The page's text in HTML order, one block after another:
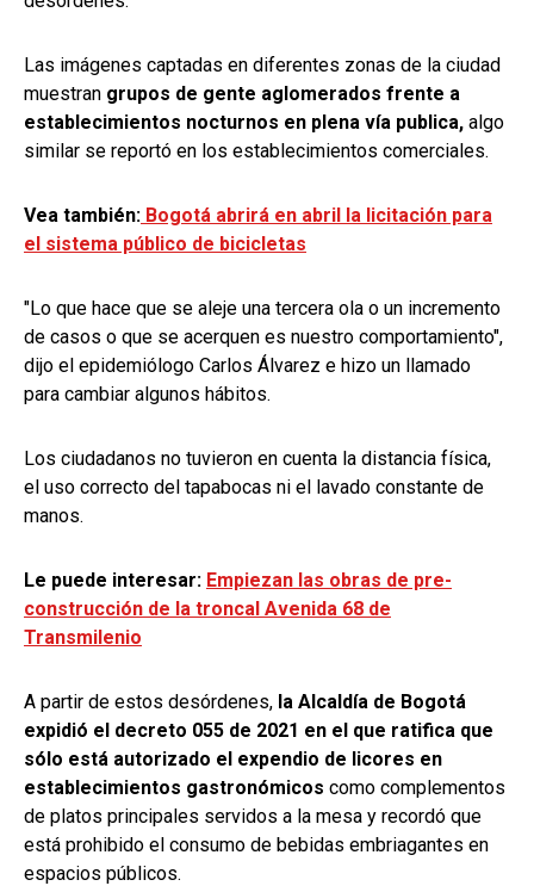
Las imágenes captadas en diferentes zonas de la ciudad
muestran grupos de gente aglomerados frente a
establecimientos nocturnos en plena vía publica, algo
similar se reportó en los establecimientos comerciales.
Vea también: Bogotá abrirá en abril la licitación para
el sistema público de bicicletas
"Lo que hace que se aleje una tercera ola o un incremento
de casos o que se acerquen es nuestro comportamiento",
dijo el epidemiólogo Carlos Álvarez e hizo un llamado
para cambiar algunos hábitos.
Los ciudadanos no tuvieron en cuenta la distancia física,
el uso correcto del tapabocas ni el lavado constante de
manos.
Le puede interesar: Empiezan las obras de pre-
construcción de la troncal Avenida 68 de
Transmilenio
A partir de estos desórdenes, la Alcaldía de Bogotá
expidió el decreto 055 de 2021 en el que ratifica que
sólo está autorizado el expendio de licores en
establecimientos gastronómicos como complementos
de platos principales servidos a la mesa y recordó que
está prohibido el consumo de bebidas embriagantes en
espacios públicos.